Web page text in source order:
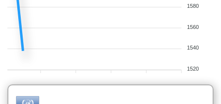
1580
1560
1540
1520